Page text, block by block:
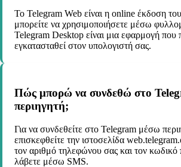
Το Telegram Web είναι η online έκδοση
μπορείτε να χρησιμοποιήσετε μέσω
Telegram Desktop είναι μια εφαρμογή που
εγκατασταθεί στον υπολογιστή σας.
Πώς μπορώ να συνδεθώ στο
περιηγητή;
Για να συνδεθείτε στο Telegram μέσω
επισκεφθείτε την ιστοσελίδα
τον αριθμό τηλεφώνου σας και τον
λάβετε μέσω SMS.